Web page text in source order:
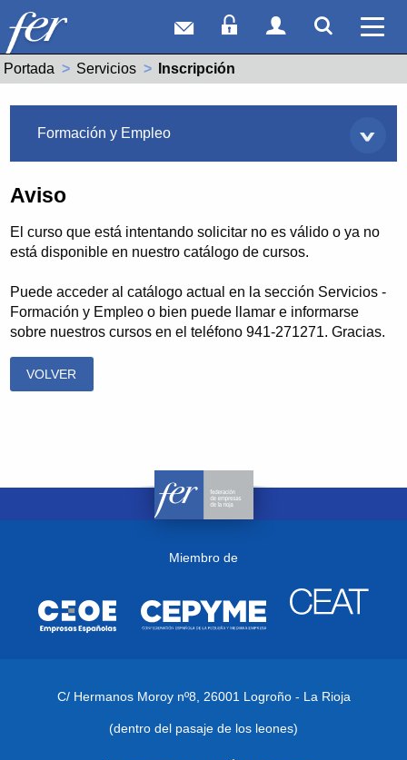
Correo webAcceso Socios
Acceso
Portada Servicios Actual:
Inscripción
Formación y Empleo
Aviso
El curso que está intentando solicitar no es válido o ya no
está disponible en nuestro catálogo de cursos.
Puede acceder al catálogo actual en la sección Servicios -
Formación y Empleo o bien puede llamar e informarse
sobre nuestros cursos en el teléfono 941-271271. Gracias.
VOLVER
Miembro de
C/ Hermanos Moroy nº8, 26001 Logroño - La Rioja
(dentro del pasaje de los leones)